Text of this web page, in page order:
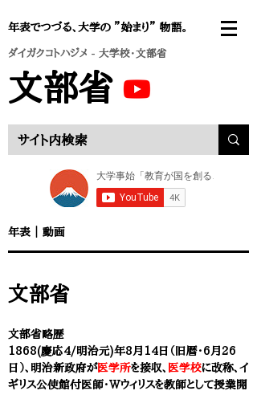
年表でつづる、大学の ”始まり” 物語。
ダイガクコトハジメ - 大学校・文部省
文部省
年表 ｜ 動画
​文部省
文部省略歴
1868(慶応4/明治元)年8月14日（旧暦・6月26
日）、明治新政府が医学所を接収、 医学校に改称、イ
ギリス公使館付医師・Wウィリスを教師として授業開